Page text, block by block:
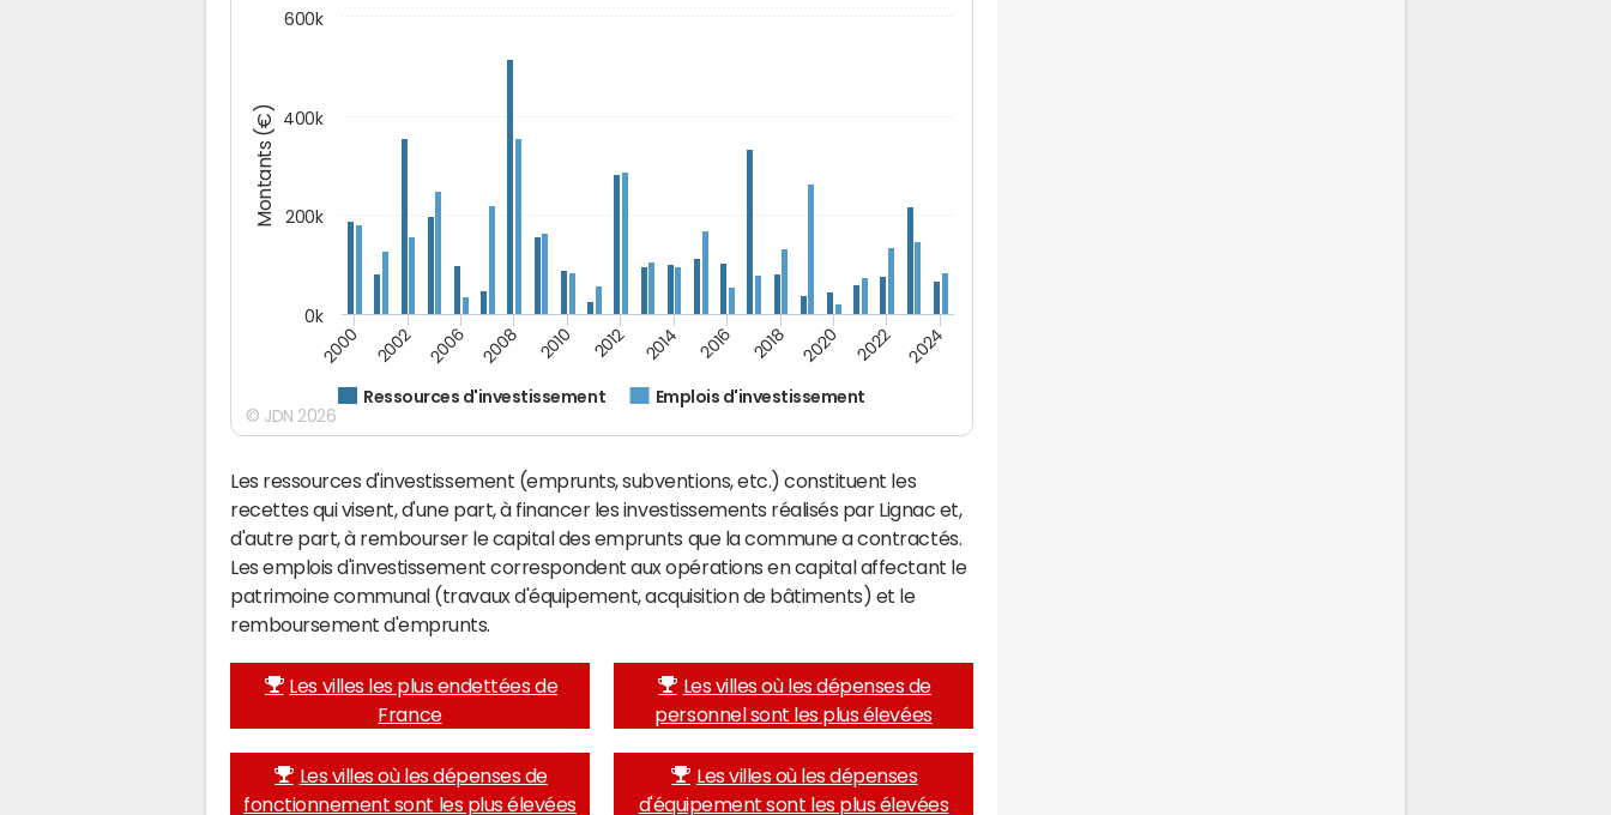
Montants (€)
Ressources d'investissement Emplois d'investissement
2000 2002 2006 2008 2010 2012 2014 2016 2018 2020 2022 2024
0k
200k
400k
600k
© JDN 2026
Les ressources d'investissement (emprunts, subventions, etc.) constituent les
recettes qui visent, d'une part, à financer les investissements réalisés par Lignac et,
d'autre part, à rembourser le capital des emprunts que la commune a contractés.
Les emplois d'investissement correspondent aux opérations en capital affectant le
patrimoine communal (travaux d'équipement, acquisition de bâtiments) et le
remboursement d'emprunts.
Les villes les plus endettées de
France
Les villes où les dépenses de
personnel sont les plus élevées
Les villes où les dépenses de
fonctionnement sont les plus élevées
Les villes où les dépenses
d'équipement sont les plus élevées